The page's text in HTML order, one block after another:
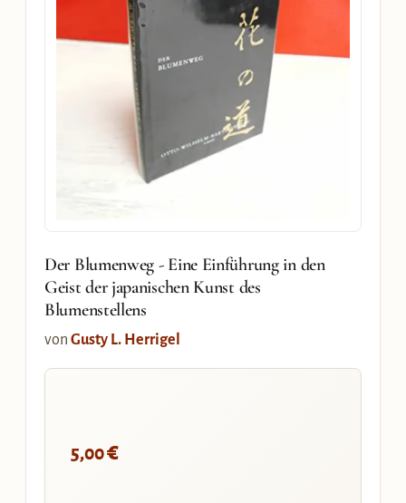
Der Blumenweg - Eine Einführung in den
Geist der japanischen Kunst des
Blumenstellens
von Gusty L. Herrigel
5,00€